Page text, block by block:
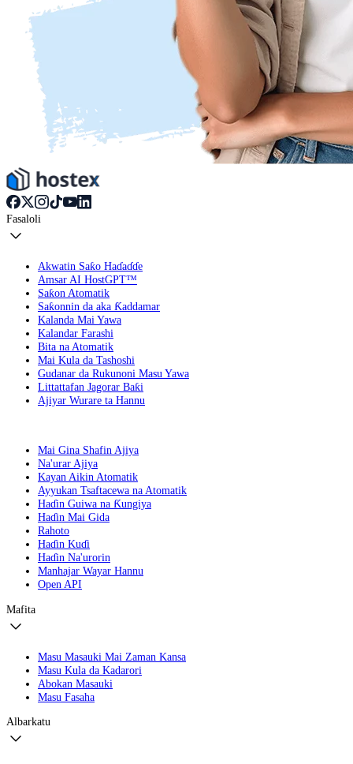
Fasaloli
Akwatin Saƙo Haɗaɗɗe
Amsar AI HostGPT™
Saƙon Atomatik
Saƙonnin da aka Ƙaddamar
Kalanda Mai Yawa
Kalandar Farashi
Bita na Atomatik
Mai Kula da Tashoshi
Gudanar da Rukunoni Masu Yawa
Littattafan Jagorar Baƙi
Ajiyar Wurare ta Hannu
Mai Gina Shafin Ajiya
Na'urar Ajiya
Kayan Aikin Atomatik
Ayyukan Tsaftacewa na Atomatik
Haɗin Guiwa na Ƙungiya
Haɗin Mai Gida
Rahoto
Haɗin Kuɗi
Haɗin Na'urorin
Manhajar Wayar Hannu
Open API
Mafita
Masu Masauki Mai Zaman Kansa
Masu Kula da Kadarori
Abokan Masauki
Masu Fasaha
Albarkatu